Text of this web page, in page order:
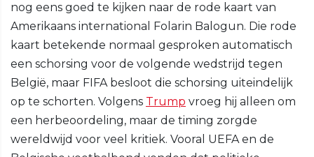
nog eens goed te kijken naar de rode kaart van
Amerikaans international Folarin Balogun. Die rode
kaart betekende normaal gesproken automatisch
een schorsing voor de volgende wedstrijd tegen
België, maar FIFA besloot die schorsing uiteindelijk
op te schorten. Volgens Trump vroeg hij alleen om
een herbeoordeling, maar de timing zorgde
wereldwijd voor veel kritiek. Vooral UEFA en de